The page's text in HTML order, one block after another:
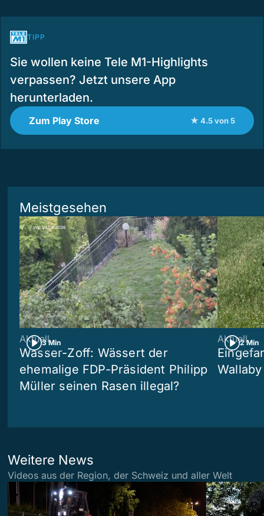
TIPP
Sie wollen keine Tele M1-Highlights
verpassen? Jetzt unsere App
herunterladen.
Zum Play Store ★ 4.5 von 5
Meistgesehen
3 Min
Aktuell
Wasser-Zoff: Wässert der
ehemalige FDP-Präsident Philipp
Müller seinen Rasen illegal?
2 Min
Aktuell
Weitere News
Videos aus der Region, der Schweiz und aller Welt